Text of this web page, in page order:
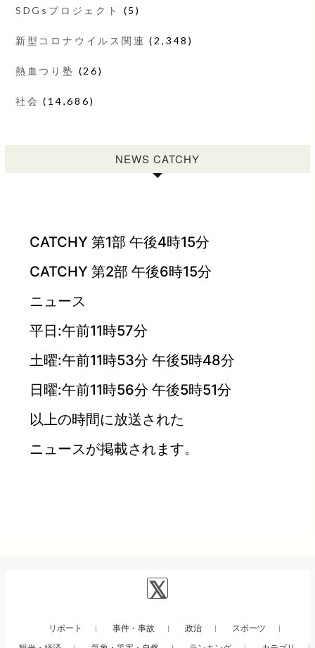
SDGsプロジェクト (5)
新型コロナウイルス関連 (2,348)
熱血つり塾 (26)
社会 (14,686)
NEWS CATCHY
CATCHY 第1部 午後4時15分
CATCHY 第2部 午後6時15分
ニュース
平日:午前11時57分
土曜:午前11時53分 午後5時48分
日曜:午前11時56分 午後5時51分
以上の時間に放送された
ニュースが掲載されます。
リポート 事件・事故 政治
スポーツ